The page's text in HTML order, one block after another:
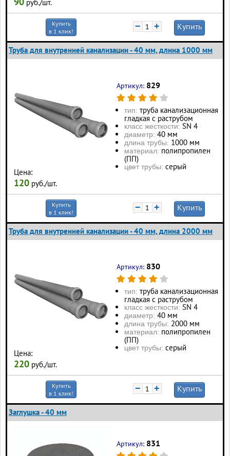
руб./шт.
Купить
в 1 клик!
− + Купить
Труба для внутренней канализации - 40 мм, длина 1000 мм
Цена:
120 руб./шт.
Артикул: 829
тип: труба канализационная
гладкая с раструбом
класс жесткости: SN 4
диаметр: 40 мм
длина трубы: 1000 мм
материал: полипропилен
(ПП)
цвет трубы: серый
Купить
в 1 клик!
− + Купить
Труба для внутренней канализации - 40 мм, длина 2000 мм
Цена:
220 руб./шт.
Артикул: 830
тип: труба канализационная
гладкая с раструбом
класс жесткости: SN 4
диаметр: 40 мм
длина трубы: 2000 мм
материал: полипропилен
(ПП)
цвет трубы: серый
Купить
в 1 клик!
− + Купить
Заглушка - 40 мм
Артикул: 831